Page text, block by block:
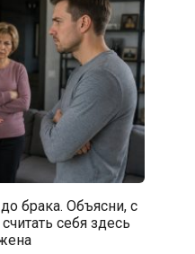
брака. Объясни, с
себя здесь